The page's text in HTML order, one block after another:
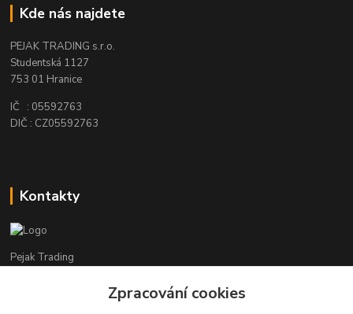
Kde nás najdete
PEJAK TRADING s.r.o.
Studentská 1127
753 01 Hranice
IČ : 05592763
DIČ : CZ05592763
Kontakty
Pejak Trading
+ 420 724 280 132Zpracování cookies